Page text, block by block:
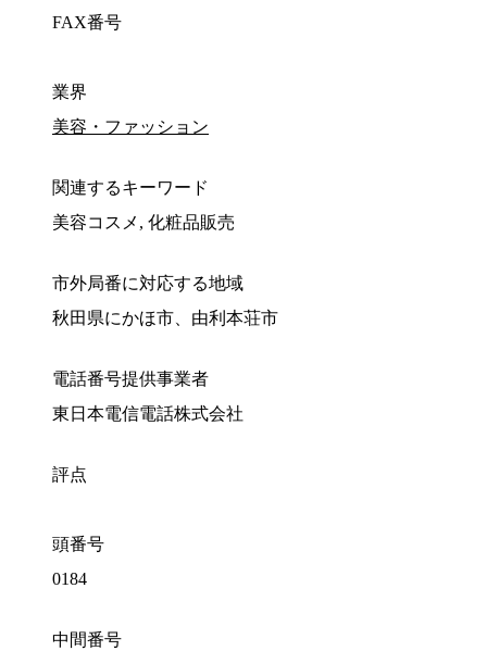
FAX番号
業界
美容・ファッション
関連するキーワード
美容コスメ, 化粧品販売
市外局番に対応する地域
秋田県にかほ市、由利本荘市
電話番号提供事業者
東日本電信電話株式会社
評点
頭番号
0184
中間番号